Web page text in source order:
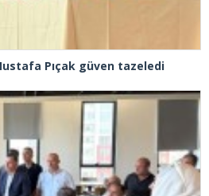
Pıçak güven tazeledi